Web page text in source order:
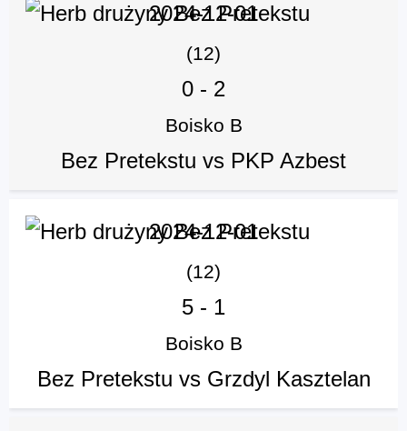
2024-12-01
(12)
0 - 2
Boisko B
Bez Pretekstu vs PKP Azbest
2024-12-01
(12)
5 - 1
Boisko B
Bez Pretekstu vs Grzdyl Kasztelan